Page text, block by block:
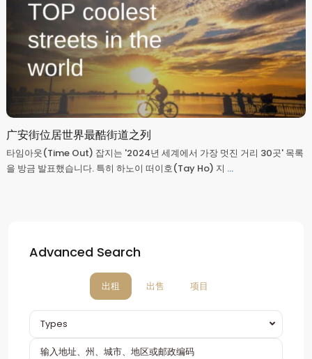
广安街位居世界最酷街道之列
타임아웃(Time Out) 잡지는 '2024년 세계에서 가장 멋진 거리 30곳' 목록
을 방금 발표했습니다. 특히 하노이 떠이호(Tay Ho) 지 ...
Advanced Search
出租 出售 项目
Types